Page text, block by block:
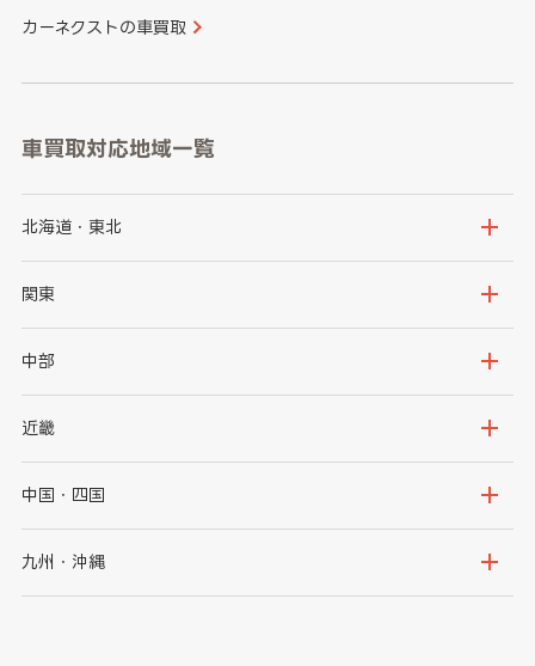
カーネクストの車買取
車買取対応地域一覧
北海道・東北
北海道
岩手県
秋田県
関東
茨城県
群馬県
千葉県
中部
新潟県
石川県
山梨県
近畿
大阪府
京都府
中国・四国
鳥取県
九州・沖縄